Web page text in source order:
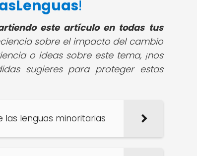
!
este artículo en todas tus
sobre el impacto del cambio
o ideas sobre este tema, ¡nos
sugieres para proteger estas
las lenguas minoritarias